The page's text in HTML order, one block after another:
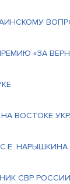
«ЗА
ВОСТОКЕ
СВР